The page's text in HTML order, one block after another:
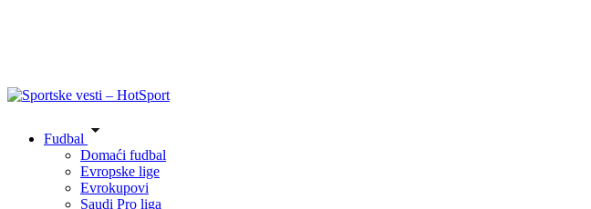
Fudbal
Domaći fudbal
Evropske lige
Evrokupovi
Saudi Pro liga